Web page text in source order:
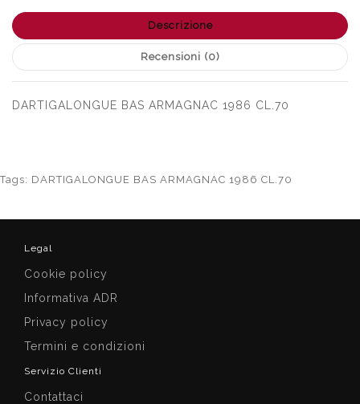
Descrizione
Recensioni (0)
DARTIGALONGUE BAS ARMAGNAC 1986 CL.70
Tags: DARTIGALONGUE BAS ARMAGNAC 1986 CL.70
Legal
Cookie policy
Informativa ADR
Privacy policy
Termini e condizioni
Servizio Clienti
Contattaci